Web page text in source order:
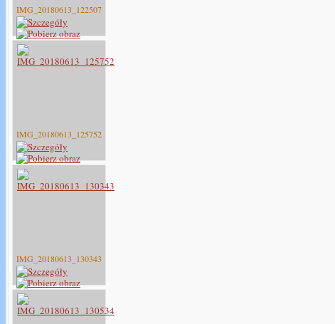
IMG_20180613_122507
IMG_20180613_125752
IMG_20180613_130343